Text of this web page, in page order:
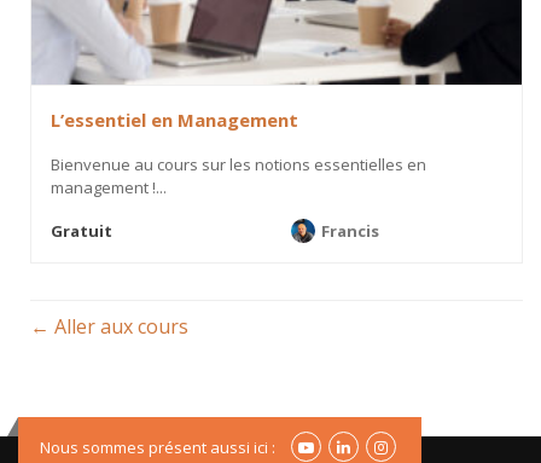
L’essentiel en Management
Bienvenue au cours sur les notions essentielles en
management !...
Gratuit
Francis
Aller aux cours
Nous sommes présent aussi ici :